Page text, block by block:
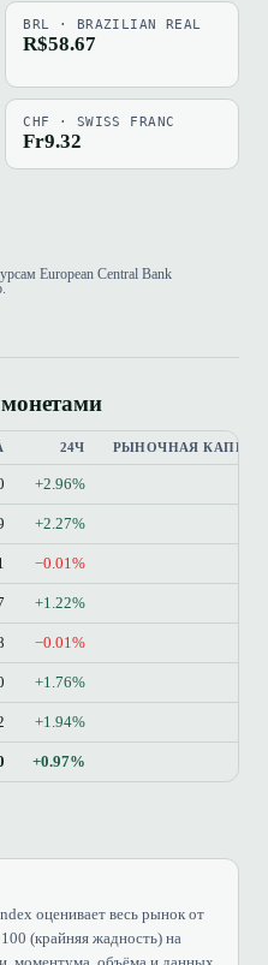
BRL · BRAZILIAN REAL
R$58.67
CHF · SWISS FRANC
Fr9.32
European Central Bank
24Ч РЫНОЧНАЯ
+2.96%
+2.27%
−0.01%
+1.22%
−0.01%
+1.76%
+1.94%
+0.97%
оценивает весь рынок от
(крайняя жадность) на